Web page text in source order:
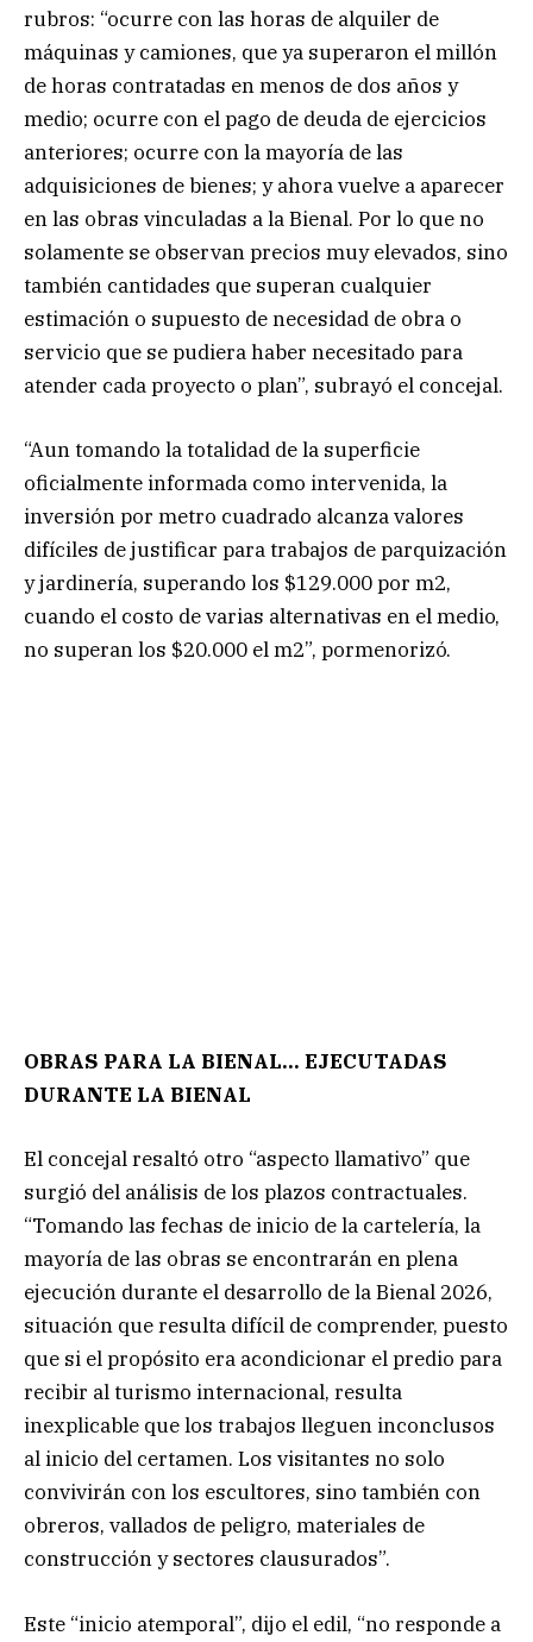
rubros: “ocurre con las horas de alquiler de
máquinas y camiones, que ya superaron el millón
de horas contratadas en menos de dos años y
medio; ocurre con el pago de deuda de ejercicios
anteriores; ocurre con la mayoría de las
adquisiciones de bienes; y ahora vuelve a aparecer
en las obras vinculadas a la Bienal. Por lo que no
solamente se observan precios muy elevados, sino
también cantidades que superan cualquier
estimación o supuesto de necesidad de obra o
servicio que se pudiera haber necesitado para
atender cada proyecto o plan”, subrayó el concejal.
“Aun tomando la totalidad de la superficie
oficialmente informada como intervenida, la
inversión por metro cuadrado alcanza valores
difíciles de justificar para trabajos de parquización
y jardinería, superando los $129.000 por m2,
cuando el costo de varias alternativas en el medio,
no superan los $20.000 el m2”, pormenorizó.
OBRAS PARA LA BIENAL… EJECUTADAS
DURANTE LA BIENAL
El concejal resaltó otro “aspecto llamativo” que
surgió del análisis de los plazos contractuales.
“Tomando las fechas de inicio de la cartelería, la
mayoría de las obras se encontrarán en plena
ejecución durante el desarrollo de la Bienal 2026,
situación que resulta difícil de comprender, puesto
que si el propósito era acondicionar el predio para
recibir al turismo internacional, resulta
inexplicable que los trabajos lleguen inconclusos
al inicio del certamen. Los visitantes no solo
convivirán con los escultores, sino también con
obreros, vallados de peligro, materiales de
construcción y sectores clausurados”.
Este “inicio atemporal”, dijo el edil, “no responde a